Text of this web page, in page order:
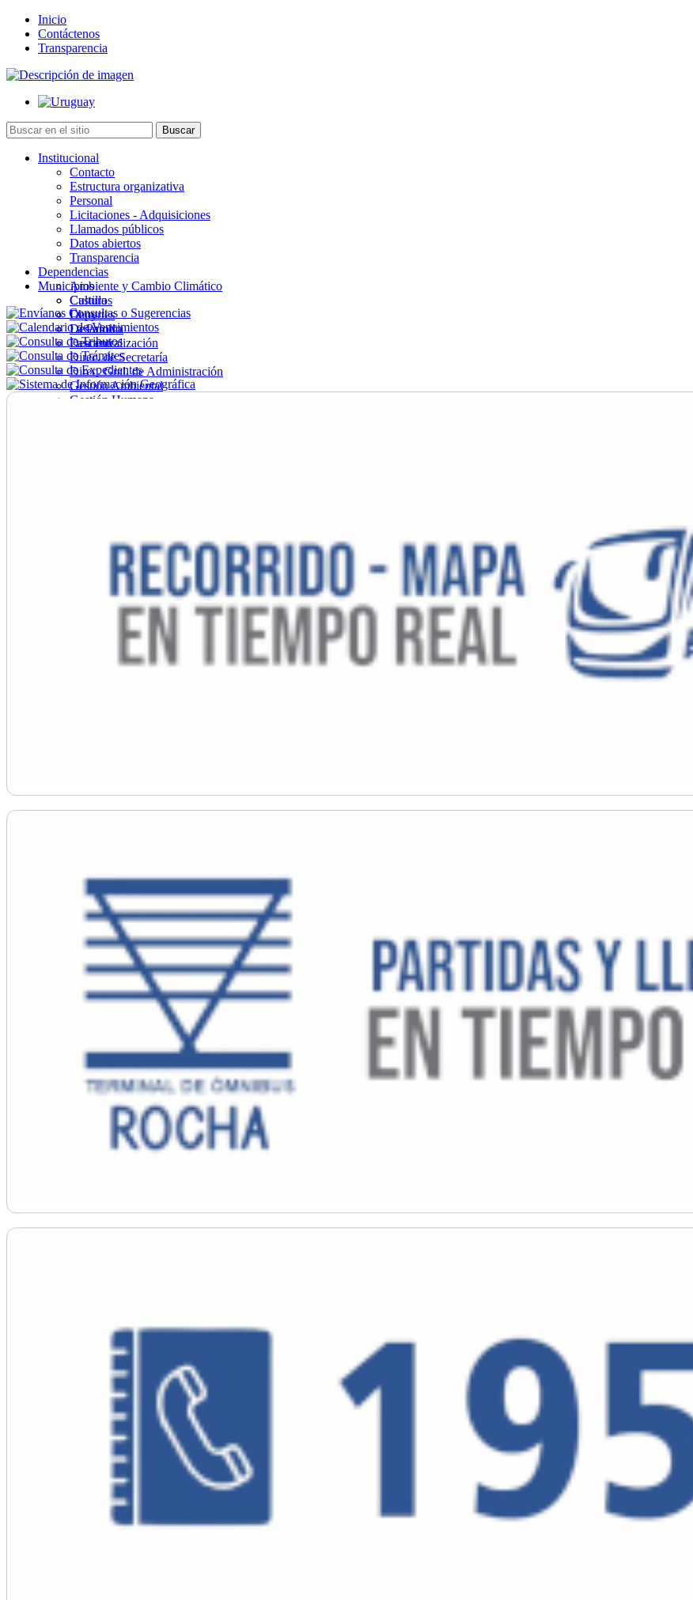
Inicio
Contáctenos
Transparencia
Institucional
Contacto
Estructura organizativa
Personal
Licitaciones - Adquisiciones
Llamados públicos
Datos abiertos
Transparencia
Dependencias
Ambiente y Cambio Climático
Cultura
Deportes
Desarrollo
Descentralización
Direc. de Secretaría
Direc. Gral. de Administración
Gestión Ambiental
Gestión Humana
Municipios
Castillos
Chuy
La Paloma
Lascano